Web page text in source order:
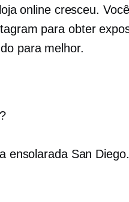
online cresceu. Você
para obter
para melhor.
ensolarada San Diego.